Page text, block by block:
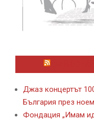
Джаз концертът
България през
Фондация „Имам